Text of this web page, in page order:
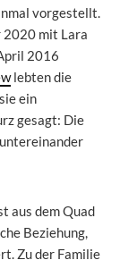
vorgestellt.
2020 mit Lara
2016
lebten die
ein
gesagt: Die
aus dem Quad
Beziehung,
Zu der Familie